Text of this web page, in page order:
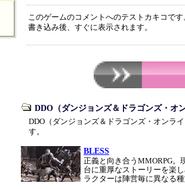
このゲームのコメントへのテストカキコです
書き込み後、すぐに表示されます。
DDO（ダンジョンズ＆ドラゴンズ・オ
DDO（ダンジョンズ＆ドラゴンズ・オンラ
す。
BLESS
正義と向き合うMMORPG
台に重厚なストーリーを楽
ラクターは陣営毎に異なる